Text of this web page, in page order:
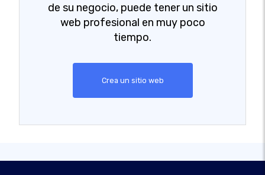
de su negocio, puede tener un sitio
web profesional en muy poco
tiempo.
Crea un sitio web